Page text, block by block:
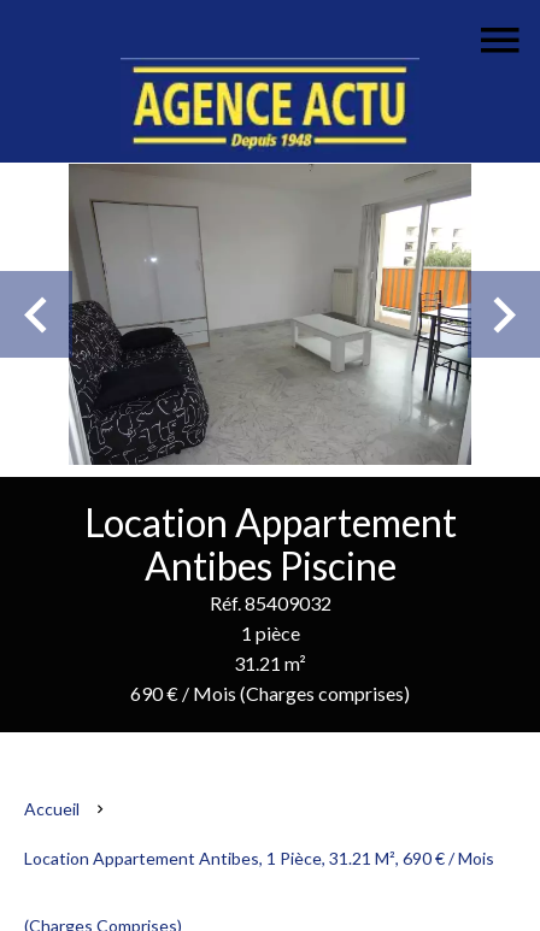
Location Appartement
Antibes Piscine
Réf. 85409032
1 pièce
31.21 m²
690 € / Mois (Charges comprises)
Accueil
Location Appartement Antibes, 1 Pièce, 31.21 M², 690 € / Mois
(Charges Comprises)